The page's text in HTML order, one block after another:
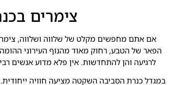
צימרים
אם אתם מחפשים מקלט של שלווה ושלווה,
הפאר של הטבע, רחוק מאוד מהנוף העירוני
לרגיעה והן להתחדשות. אין פלא מדוע אנשים
במגדל כנרת הסביבה השקטה מציעה חוויה